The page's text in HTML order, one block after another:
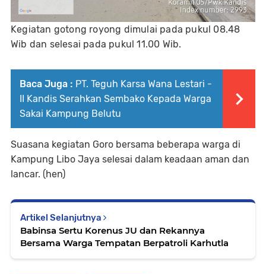
Kegiatan gotong royong dimulai pada pukul 08.48
Wib dan selesai pada pukul 11.00 Wib.
Baca Juga : ‎PT. Teguh Karsa Wana Lestari -
II Kandis Serahkan Sembako Kepada Warga
Sakai Kampung Belutu
Suasana kegiatan Goro bersama beberapa warga di
Kampung Libo Jaya selesai dalam keadaan aman dan
lancar. (hen)
Artikel Selanjutnya
Babinsa Sertu Korenus JU dan Rekannya
Bersama Warga Tempatan Berpatroli Karhutla